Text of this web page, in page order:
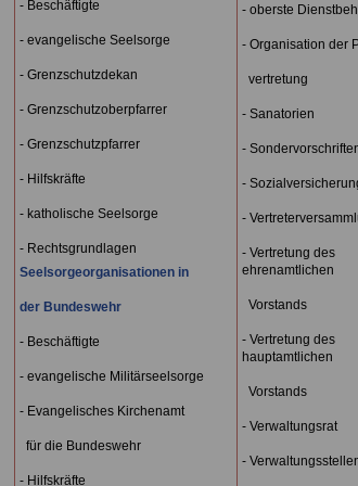
- Beschäftigte
- evangelische Seelsorge
- Grenzschutzdekan
- Grenzschutzoberpfarrer
- Grenzschutzpfarrer
- Hilfskräfte
- katholische Seelsorge
- Rechtsgrundlagen
Seelsorgeorganisationen in
der Bundeswehr
- Beschäftigte
- evangelische Militärseelsorge
- Evangelisches Kirchenamt
für die Bundeswehr
- Hilfskräfte
- oberste
- Organisation der
vertretung
- Sanatorien
-
-
-
- Vertretung des
ehrenamtlichen
Vorstands
- Vertretung des
hauptamtlichen
Vorstands
- Verwaltungsrat
-